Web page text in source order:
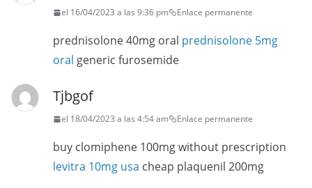
el 16/04/2023 a las 9:36 pm Enlace permanente
prednisolone 40mg oral prednisolone 5mg
oral generic furosemide
Tjbgof
el 18/04/2023 a las 4:54 am Enlace permanente
buy clomiphene 100mg without prescription
levitra 10mg usa cheap plaquenil 200mg